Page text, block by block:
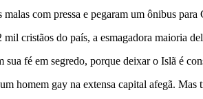
com pressa e pegaram um ônibus para
cristãos do país, a esmagadora maioria
sua fé em segredo, porque deixar o Islã é
homem gay na extensa capital afegã.